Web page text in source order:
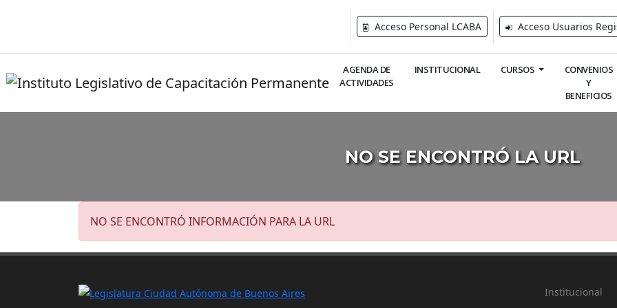
Acceso Personal LCABA Acceso Usuarios
AGENDA DE
ACTIVIDADES
INSTITUCIONAL CURSOS
CONVENIOS
Y
BENEFICIOS
NO SE ENCONTRÓ LA URL
NO SE ENCONTRÓ INFORMACIÓN PARA LA URL
Institucional